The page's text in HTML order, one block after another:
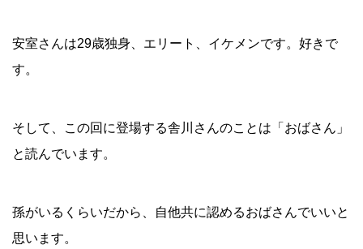
安室さんは29歳独身、エリート、イケメンです。好きで
す。
そして、この回に登場する舎川さんのことは「おばさん」
と読んでいます。
孫がいるくらいだから、自他共に認めるおばさんでいいと
思います。